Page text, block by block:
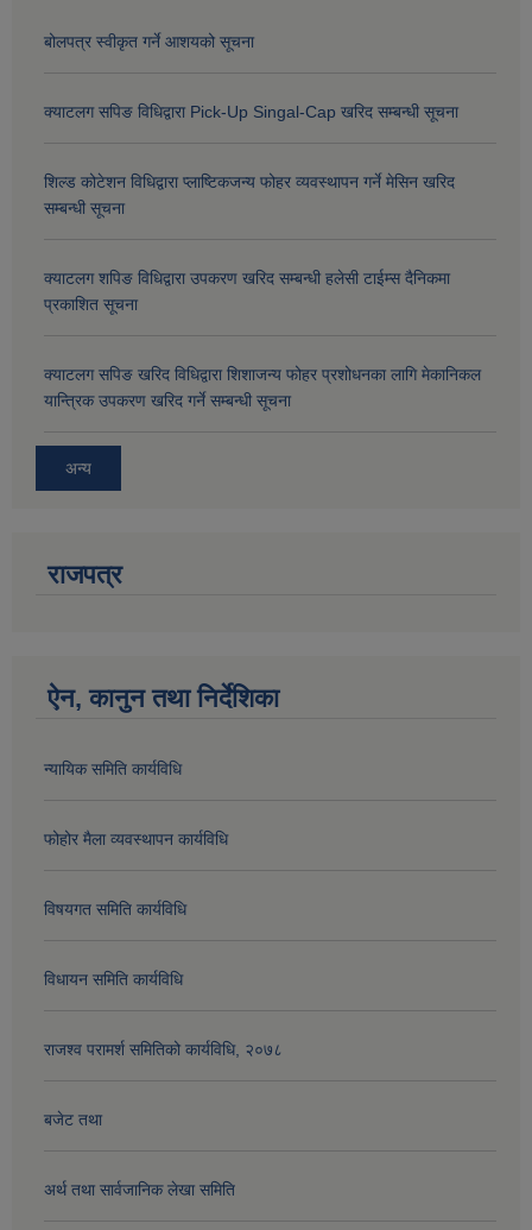
बोलपत्र स्वीकृत गर्ने आशयको सूचना
क्याटलग सपिङ विधिद्वारा Pick-Up Singal-Cap खरिद सम्बन्धी सूचना
शिल्ड कोटेशन विधिद्वारा प्लाष्टिकजन्य फोहर व्यवस्थापन गर्ने मेसिन खरिद
सम्बन्धी सूचना
क्याटलग शपिङ विधिद्वारा उपकरण खरिद सम्बन्धी हलेसी टाईम्स दैनिकमा
प्रकाशित सूचना
क्याटलग सपिङ खरिद विधिद्वारा शिशाजन्य फोहर प्रशोधनका लागि मेकानिकल
यान्त्रिक उपकरण खरिद गर्ने सम्बन्धी सूचना
अन्य
राजपत्र
ऐन, कानुन तथा निर्देशिका
न्यायिक समिति कार्यविधि
फोहोर मैला व्यवस्थापन कार्यविधि
विषयगत समिति कार्यविधि
विधायन समिति कार्यविधि
राजश्व परामर्श समितिको कार्यविधि, २०७८
बजेट तथा
अर्थ तथा सार्वजानिक लेखा समिति